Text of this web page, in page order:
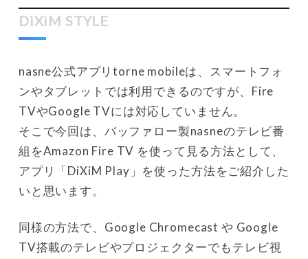
nasne公式アプリtorne mobileは、スマートフォ
ンやタブレットでは利用できるのですが、Fire
TVやGoogle TVには対応していません。
そこで今回は、バッファロー製nasneのテレビ番
組をAmazon Fire TV を使って見る方法として、
アプリ「DiXiM Play」を使った方法をご紹介した
いと思います。
同様の方法で、Google Chromecast や Google
TV搭載のテレビやプロジェクターでもテレビ視